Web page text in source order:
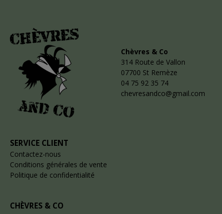
Chèvres & Co
314 Route de Vallon
07700 St Remèze
04 75 92 35 74
chevresandco@gmail.com
SERVICE CLIENT
Contactez-nous
Conditions générales de vente
Politique de confidentialité
CHÈVRES & CO